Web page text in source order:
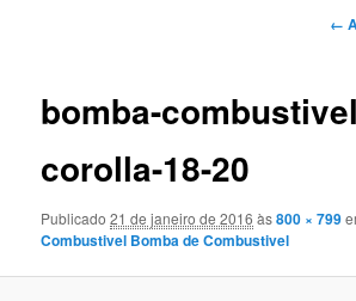
←
bomba-
corolla-18-20
Publicado21 de janeiro de 2016 às800 × 799
Combustivel Bomba de Combustivel